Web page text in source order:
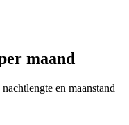
maand
en maanstand